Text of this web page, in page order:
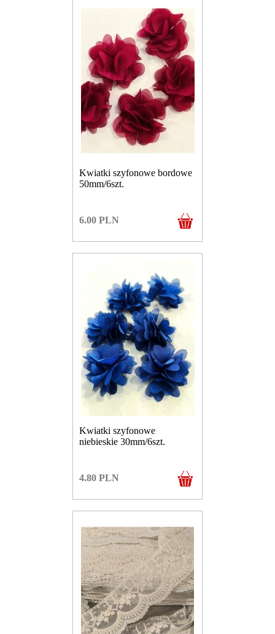
Kwiatki szyfonowe bordowe
50mm/6szt.
6.00 PLN
Kwiatki szyfonowe
niebieskie 30mm/6szt.
4.80 PLN